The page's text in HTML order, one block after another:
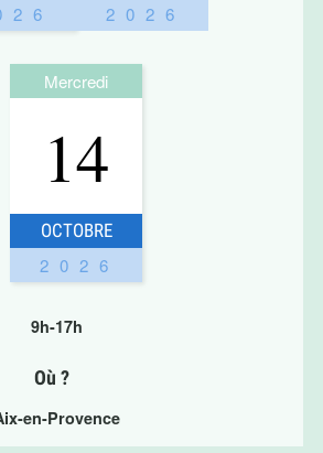
2026
Mercredi
14
OCTOBRE
2026
9h-17h
Où ?
en-Provence